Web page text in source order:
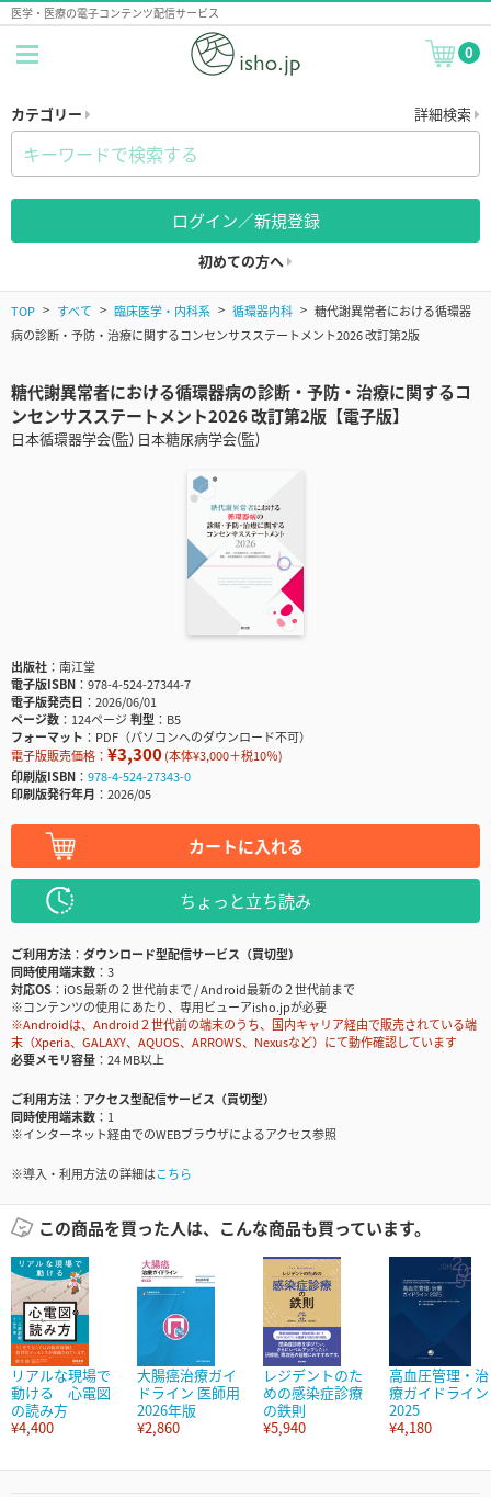
医学・医療の電子コンテンツ配信サービス
0
カテゴリー 詳細検索
ログイン／新規登録
初めての方へ
TOP すべて 臨床医学・内科系 循環器内科
糖代謝異常者における循環器
病の診断・予防・治療に関するコンセンサスステートメント2026 改訂第2版
糖代謝異常者における循環器病の診断・予防・治療に関するコ
ンセンサスステートメント2026 改訂第2版【電子版】
日本循環器学会(監) 日本糖尿病学会(監)
出版社
南江堂
電子版ISBN
978-4-524-27344-7
電子版発売日
2026/06/01
ページ数
124ページ判型
B5
フォーマット
PDF（パソコンへのダウンロード不可）
電子版販売価格： ¥3,300(本体¥3,000＋税10％)
印刷版ISBN
978-4-524-27343-0
印刷版発行年月
2026/05
カートに入れる
ちょっと立ち読み
ご利用方法
ダウンロード型配信サービス（買切型）
同時使用端末数
3
対応OS
iOS最新の２世代前まで / Android最新の２世代前まで
※コンテンツの使用にあたり、専用ビューアisho.jpが必要
※Androidは、Android２世代前の端末のうち、国内キャリア経由で販売されている端
末（Xperia、GALAXY、AQUOS、ARROWS、Nexusなど）にて動作確認しています
必要メモリ容量
24 MB以上
ご利用方法
アクセス型配信サービス（買切型）
同時使用端末数
1
※インターネット経由でのWEBブラウザによるアクセス参照
※導入・利用方法の詳細はこちら
この商品を買った人は、こんな商品も買っています。
リアルな現場で
動ける 心電図
の読み方
¥4,400
大腸癌治療ガイ
ドライン 医師用
2026年版
¥2,860
レジデントのた
めの感染症診療
の鉄則
¥5,940
高血圧管理・治
療ガイドライン
2025
¥4,180